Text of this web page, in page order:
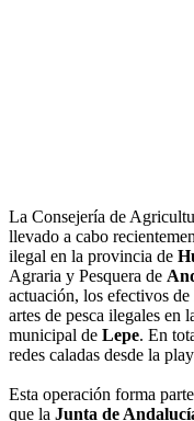
La Consejería de
llevado a cabo
ilegal en la provincia de
Agraria y Pesquera de
actuación, los efectivos
artes de pesca ilegales en
municipal de Lepe. En
redes caladas desde la
Esta operación forma
que la Junta de